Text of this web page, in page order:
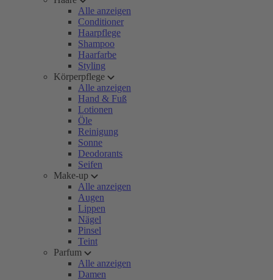
Alle anzeigen
Conditioner
Haarpflege
Shampoo
Haarfarbe
Styling
Körperpflege
Alle anzeigen
Hand & Fuß
Lotionen
Öle
Reinigung
Sonne
Deodorants
Seifen
Make-up
Alle anzeigen
Augen
Lippen
Nägel
Pinsel
Teint
Parfum
Alle anzeigen
Damen